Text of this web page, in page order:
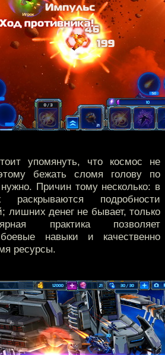
упомянуть, что космос не
бежать сломя голову по
Причин тому несколько: в
раскрываются подробности
лишних денег не бывает, только
практика позволяет
боевые навыки и качественно
ресурсы.